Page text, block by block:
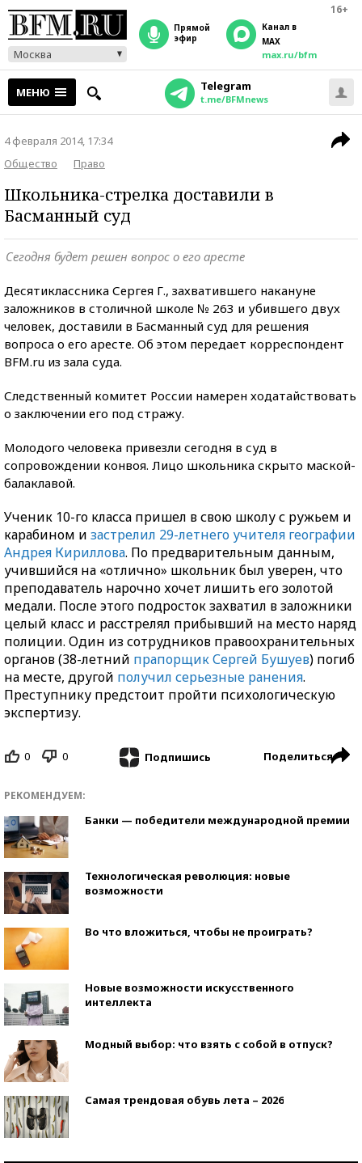
16+
Москва
прямой
эфир
Канал в
MAX
max.ru/bfm
МЕНЮ Telegram
t.me/BFMnews
4 февраля 2014, 17:34
Общество
Право
Школьника-стрелка доставили в
Басманный суд
Сегодня будет решен вопрос о его аресте
Десятиклассника Сергея Г., захватившего накануне
заложников в столичной школе № 263 и убившего двух
человек, доставили в Басманный суд для решения
вопроса о его аресте. Об этом передает корреспондент
BFM.ru из зала суда.
Следственный комитет России намерен ходатайствовать
о заключении его под стражу.
Молодого человека привезли сегодня в суд в
сопровождении конвоя. Лицо школьника скрыто маской-
балаклавой.
Ученик 10-го класса пришел в свою школу с ружьем и
карабином и застрелил 29-летнего учителя географии
Андрея Кириллова. По предварительным данным,
учившийся на «отлично» школьник был уверен, что
преподаватель нарочно хочет лишить его золотой
медали. После этого подросток захватил в заложники
целый класс и расстрелял прибывший на место наряд
полиции. Один из сотрудников правоохранительных
органов (38-летний прапорщик Сергей Бушуев) погиб
на месте, другой получил серьезные ранения.
Преступнику предстоит пройти психологическую
экспертизу.
0 0 Подпишись Поделиться
РЕКОМЕНДУЕМ:
Банки — победители международной премии
Технологическая революция: новые
возможности
Во что вложиться, чтобы не проиграть?
Новые возможности искусственного
интеллекта
Модный выбор: что взять с собой в отпуск?
Самая трендовая обувь лета – 2026